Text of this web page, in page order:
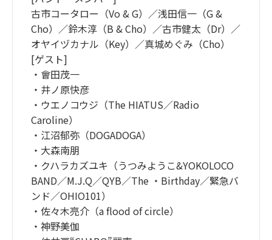
古市コータロー（Vo & G）／浅田信一（G &
Cho）／鈴木淳（B & Cho）／古市健太（Dr）／
オヤイヅカナル（Key）／真城めぐみ（Cho）
[ゲスト]
・會田茂一
・井ノ原快彦
・ウエノコウジ（The HIATUS／Radio
Caroline）
・江沼郁弥（DOGADOGA）
・大森南朋
・クハラカズユキ（うつみようこ&YOKOLOCO
BAND／M.J.Q／QYB／The ・Birthday／緊急バ
ンド／OHIO101）
・佐々木亮介（a flood of circle）
・神野美伽